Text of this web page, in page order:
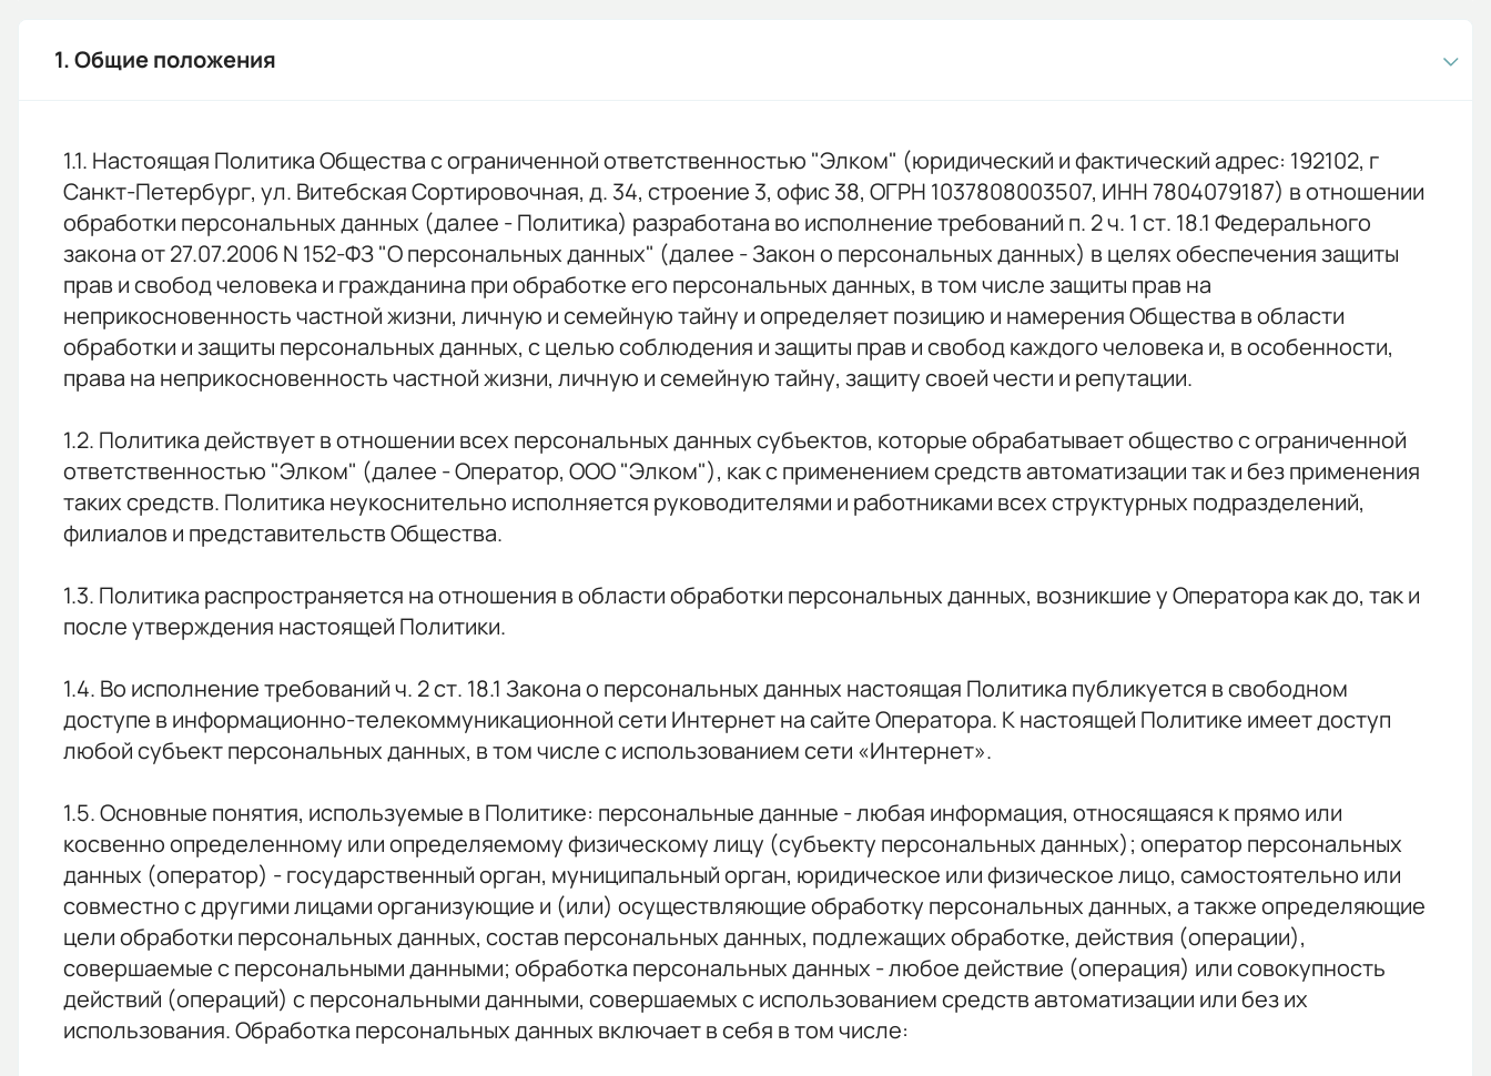
1. Общие положения
1.1. Настоящая Политика Общества с ограниченной ответственностью "Элком" (юридический и фактический адрес: 192102, г
Санкт-Петербург, ул. Витебская Сортировочная, д. 34, строение 3, офис 38, ОГРН 1037808003507, ИНН 7804079187) в отношении
обработки персональных данных (далее - Политика) разработана во исполнение требований п. 2 ч. 1 ст. 18.1 Федерального
закона от 27.07.2006 N 152-ФЗ "О персональных данных" (далее - Закон о персональных данных) в целях обеспечения защиты
прав и свобод человека и гражданина при обработке его персональных данных, в том числе защиты прав на
неприкосновенность частной жизни, личную и семейную тайну и определяет позицию и намерения Общества в области
обработки и защиты персональных данных, с целью соблюдения и защиты прав и свобод каждого человека и, в особенности,
права на неприкосновенность частной жизни, личную и семейную тайну, защиту своей чести и репутации.
1.2. Политика действует в отношении всех персональных данных субъектов, которые обрабатывает общество с ограниченной
ответственностью "Элком" (далее - Оператор, ООО "Элком"), как с применением средств автоматизации так и без применения
таких средств. Политика неукоснительно исполняется руководителями и работниками всех структурных подразделений,
филиалов и представительств Общества.
1.3. Политика распространяется на отношения в области обработки персональных данных, возникшие у Оператора как до, так и
после утверждения настоящей Политики.
1.4. Во исполнение требований ч. 2 ст. 18.1 Закона о персональных данных настоящая Политика публикуется в свободном
доступе в информационно-телекоммуникационной сети Интернет на сайте Оператора. К настоящей Политике имеет доступ
любой субъект персональных данных, в том числе с использованием сети «Интернет».
1.5. Основные понятия, используемые в Политике: персональные данные - любая информация, относящаяся к прямо или
косвенно определенному или определяемому физическому лицу (субъекту персональных данных); оператор персональных
данных (оператор) - государственный орган, муниципальный орган, юридическое или физическое лицо, самостоятельно или
совместно с другими лицами организующие и (или) осуществляющие обработку персональных данных, а также определяющие
цели обработки персональных данных, состав персональных данных, подлежащих обработке, действия (операции),
совершаемые с персональными данными; обработка персональных данных - любое действие (операция) или совокупность
действий (операций) с персональными данными, совершаемых с использованием средств автоматизации или без их
использования. Обработка персональных данных включает в себя в том числе: